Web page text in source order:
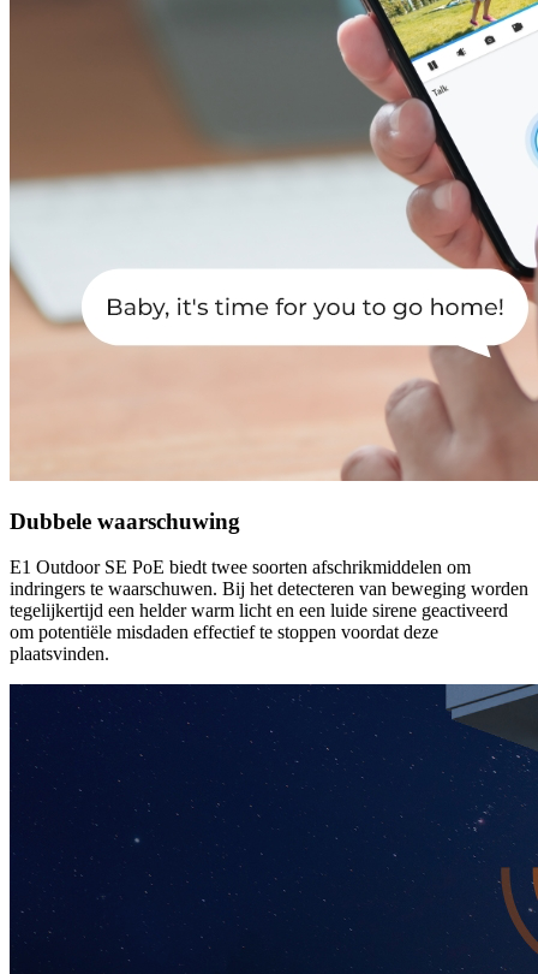
Dubbele waarschuwing
E1 Outdoor SE PoE biedt twee soorten afschrikmiddelen om
indringers te waarschuwen. Bij het detecteren van beweging worden
tegelijkertijd een helder warm licht en een luide sirene geactiveerd
om potentiële misdaden effectief te stoppen voordat deze
plaatsvinden.